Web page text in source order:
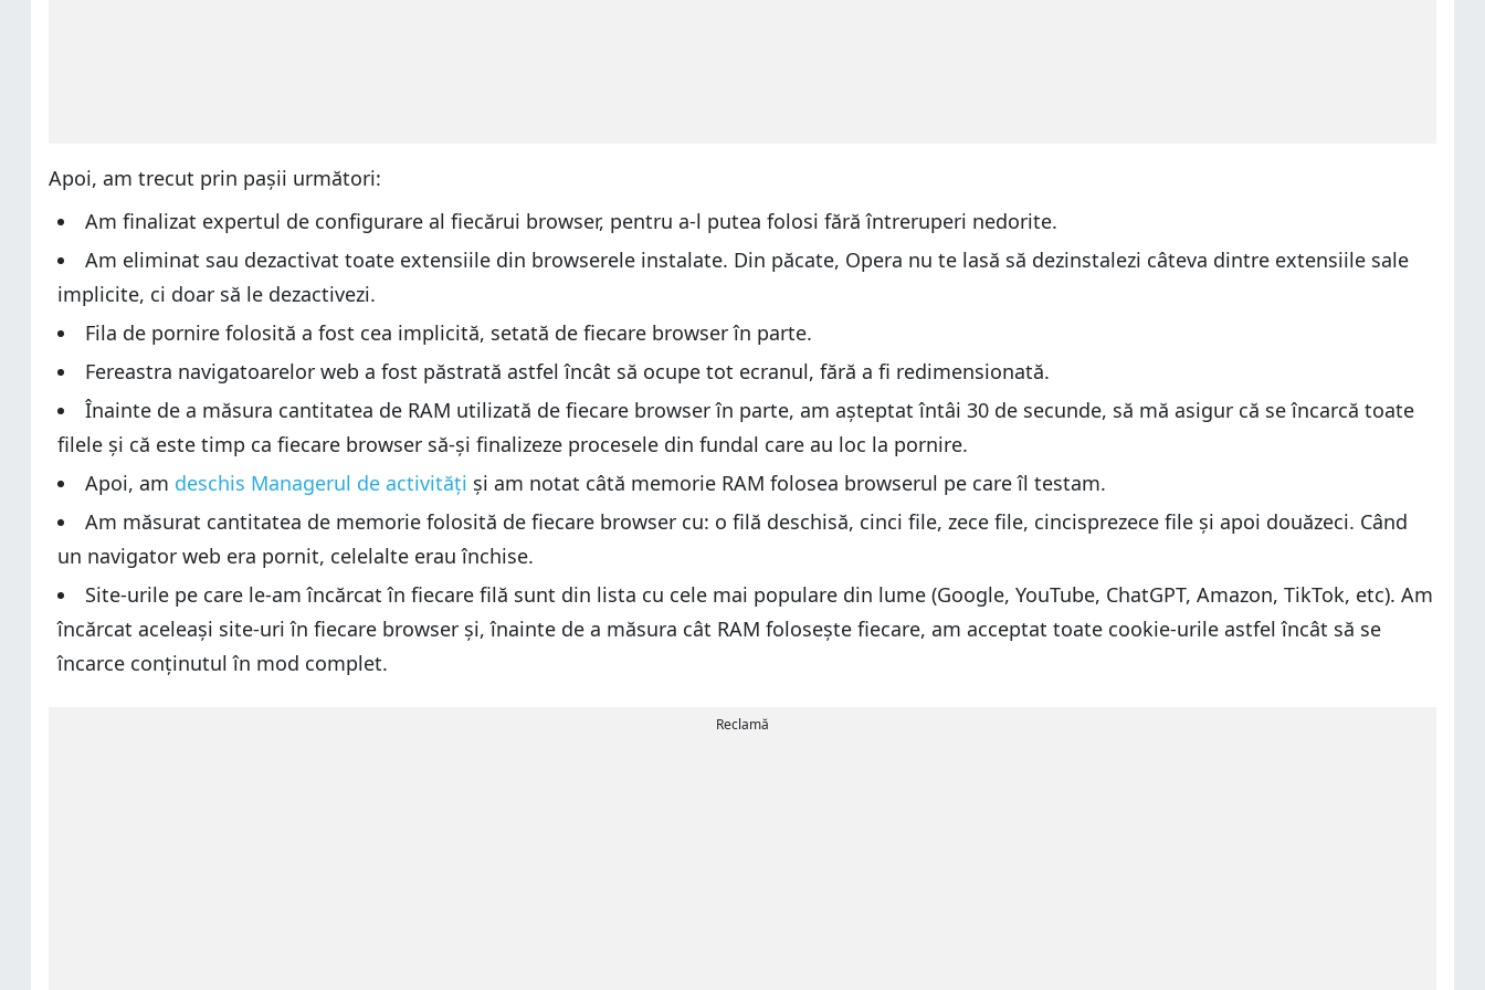
Apoi, am trecut prin pașii următori:
Am finalizat expertul de configurare al fiecărui browser, pentru a-l putea folosi fără întreruperi nedorite.
Am eliminat sau dezactivat toate extensiile din browserele instalate. Din păcate, Opera nu te lasă să dezinstalezi câteva dintre extensiile sale
implicite, ci doar să le dezactivezi.
Fila de pornire folosită a fost cea implicită, setată de fiecare browser în parte.
Fereastra navigatoarelor web a fost păstrată astfel încât să ocupe tot ecranul, fără a fi redimensionată.
Înainte de a măsura cantitatea de RAM utilizată de fiecare browser în parte, am așteptat întâi 30 de secunde, să mă asigur că se încarcă toate
filele și că este timp ca fiecare browser să-și finalizeze procesele din fundal care au loc la pornire.
Apoi, am deschis Managerul de activități și am notat câtă memorie RAM folosea browserul pe care îl testam.
Am măsurat cantitatea de memorie folosită de fiecare browser cu: o filă deschisă, cinci file, zece file, cincisprezece file și apoi douăzeci. Când
un navigator web era pornit, celelalte erau închise.
Site-urile pe care le-am încărcat în fiecare filă sunt din lista cu cele mai populare din lume (Google, YouTube, ChatGPT, Amazon, TikTok, etc). Am
încărcat aceleași site-uri în fiecare browser și, înainte de a măsura cât RAM folosește fiecare, am acceptat toate cookie-urile astfel încât să se
încarce conținutul în mod complet.
Reclamă